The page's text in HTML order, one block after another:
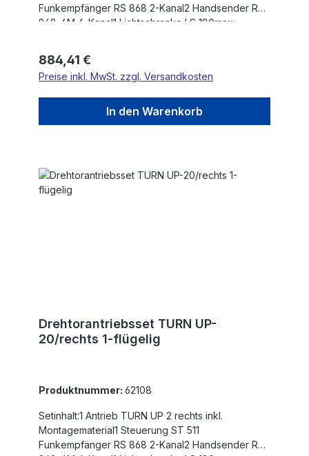
Funkempfänger RS 868 2-Kanal2 Handsender RS
868-4M 4-Kanal1 Lichtschranke LS 180max.
20/TagSelbsthemmender AntriebKraftregulierung
über Steuerung230V AC-MotorHohes
DrehmomentSehr leiser BetriebSanftstopp in
Kombination mit Steuerung ST51Die max.
Flügelbreite ist für winddurchlässige Füllungen und
Regulärer Preis:
884,41 €
Preise inkl. MwSt. zzgl. Versandkosten
In den Warenkorb
Drehtorantriebsset TURN UP-
20/rechts 1-flügelig
Produktnummer: 62108
Setinhalt:1 Antrieb TURN UP 2 rechts inkl.
Montagematerial1 Steuerung ST 511
Funkempfänger RS 868 2-Kanal2 Handsender RS